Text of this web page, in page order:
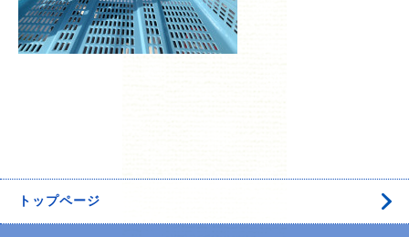
トップページ